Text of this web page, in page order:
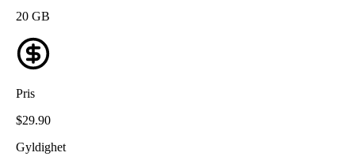
20 GB
Pris
$29.90
Gyldighet